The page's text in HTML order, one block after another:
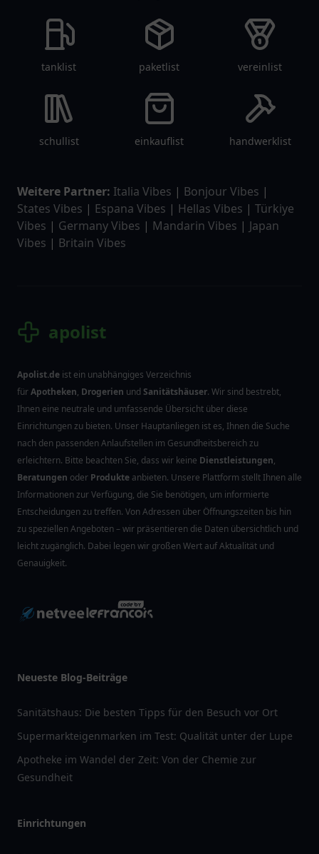
tanklist paketlist vereinlist
schullist einkauflist handwerklist
Weitere Partner: Italia Vibes | Bonjour Vibes |
States Vibes | Espana Vibes | Hellas Vibes | Türkiye
Vibes | Germany Vibes | Mandarin Vibes | Japan
Vibes | Britain Vibes
apolist
Apolist.de ist ein unabhängiges Verzeichnis
fürApotheken, Drogerien und Sanitätshäuser. Wir sind bestrebt,
Ihnen eine neutrale und umfassende Übersicht über diese
Einrichtungen zu bieten. Unser Hauptanliegen ist es, Ihnen die Suche
nach den passenden Anlaufstellen im Gesundheitsbereich zu
erleichtern. Bitte beachten Sie, dass wir keine Dienstleistungen,
Beratungen oder Produkte anbieten. Unsere Plattform stellt Ihnen alle
Informationen zur Verfügung, die Sie benötigen, um informierte
Entscheidungen zu treffen. Von Adressen über Öffnungszeiten bis hin
zu speziellen Angeboten – wir präsentieren die Daten übersichtlich und
leicht zugänglich. Dabei legen wir großen Wert auf Aktualität und
Genauigkeit.
Neueste Blog-Beiträge
Sanitätshaus: Die besten Tipps für den Besuch vor Ort
Supermarkteigenmarken im Test: Qualität unter der Lupe
Apotheke im Wandel der Zeit: Von der Chemie zur
Gesundheit
Einrichtungen